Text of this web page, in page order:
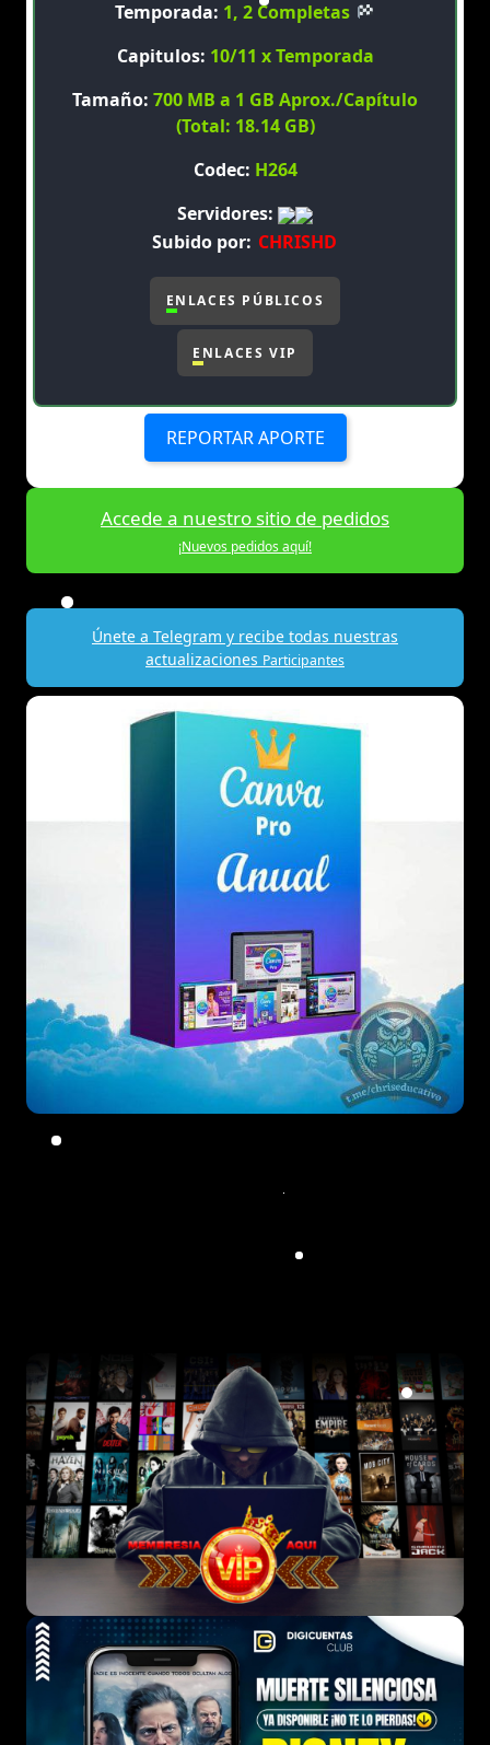
Temporada: 1, 2 Completas
Capitulos: 10/11 x Temporada
Tamaño: 700 MB a 1 GB Aprox./Capítulo
(Total: 18.14 GB)
Codec: H264
Servidores:
Subido por: CHRISHD
ENLACES PÚBLICOS
ENLACES VIP
REPORTAR APORTE
Accede a nuestro sitio de pedidos
¡Nuevos pedidos aquí!
Únete a Telegram y recibe todas nuestras
actualizaciones Participantes